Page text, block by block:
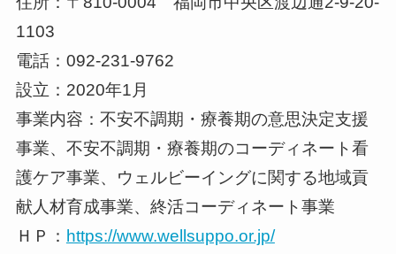
1103
電話：092-231-9762
設立：2020年1月
事業内容：不安不調期・療養期の意思決定支援
事業、不安不調期・療養期のコーディネート看
護ケア事業、ウェルビーイングに関する地域貢
献人材育成事業、終活コーディネート事業
ＨＰ： https://www.wellsuppo.or.jp/